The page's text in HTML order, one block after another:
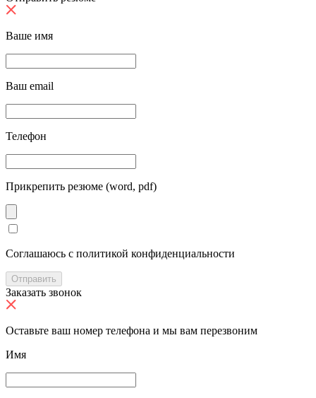
Ваше имя
Ваш email
Телефон
Прикрепить резюме (word, pdf)
Cоглашаюсь с политикой конфиденциальности
Отправить
Заказать звонок
Оставьте ваш номер телефона и мы вам перезвоним
Имя